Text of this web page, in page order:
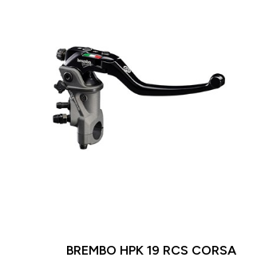
BREMBO HPK 19 RCS CORSA